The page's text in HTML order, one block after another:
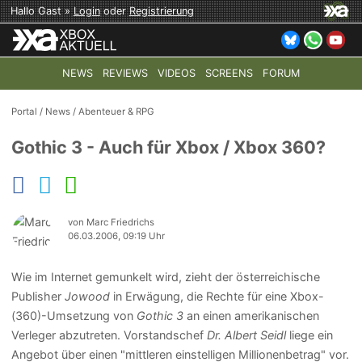
Hallo Gast »LoginoderRegistrierung
NEWS REVIEWS VIDEOS SCREENS FORUM
TOP-THEMEN: COD: MODERN WARFARE 4 HALO:
Portal / News /Abenteuer & RPG
Gothic 3 - Auch für Xbox / Xbox 360?
von Marc Friedrichs
06.03.2006, 09:19 Uhr
Wie im Internet gemunkelt wird, zieht der österreichische
PublisherJowood in Erwägung, die Rechte für eine Xbox-
(360)-Umsetzung von Gothic 3 an einen amerikanischen
Verleger abzutreten. Vorstandschef Dr. Albert Seidlliege ein
Angebot über einen "mittleren einstelligen Millionenbetrag" vor.